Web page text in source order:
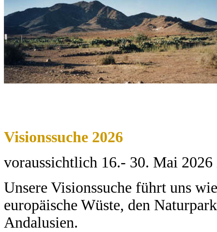
Visionssuche 2026
voraussichtlich 16.- 30. Mai
Unsere Visionssuche führt uns
europäische Wüste, den
Andalusien.